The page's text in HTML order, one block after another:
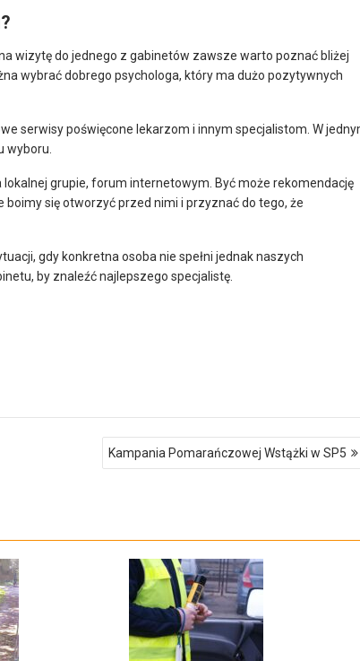
wizytę do jednego z gabinetów zawsze warto poznać bliżej
wybrać dobrego psychologa, który ma dużo pozytywnych
serwisy poświęcone lekarzom i innym specjalistom. W
wyboru.
grupie, forum internetowym. Być może rekomendację
boimy się otworzyć przed nimi i przyznać do tego, że
gdy konkretna osoba nie spełni jednak naszych
by znaleźć najlepszego specjalistę.
Kampania Pomarańczowej Wstążki w SP5